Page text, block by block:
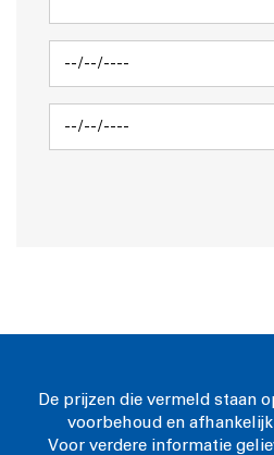
De prijzen die vermeld staan
voorbehoud en
Voor verdere informatie